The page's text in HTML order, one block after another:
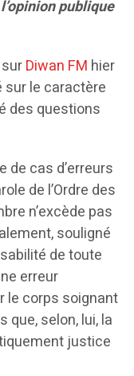
publique
Diwan FM hier
sur le caractère
des questions
de cas d’erreurs
de l’Ordre des
n’excède pas
souligné
de toute
erreur
le corps soignant
que, selon, lui, la
justice